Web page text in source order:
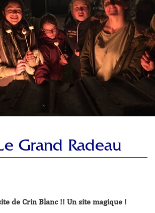
Grand Radeau
de Crin Blanc !! Un site magique !